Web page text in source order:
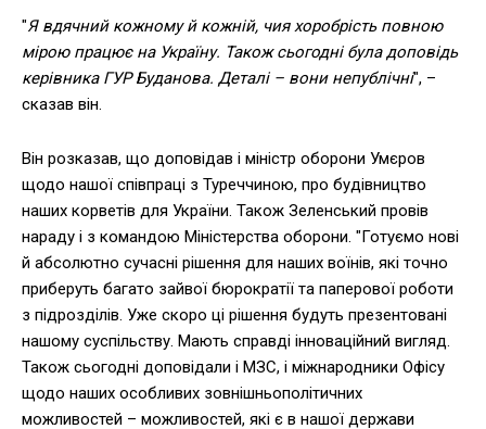
"Я вдячний кожному й кожній, чия хоробрість повною
мірою працює на Україну. Також сьогодні була доповідь
керівника ГУР Буданова. Деталі – вони непублічні", –
сказав він.
Він розказав, що доповідав і міністр оборони Умєров
щодо нашої співпраці з Туреччиною, про будівництво
наших корветів для України. Також Зеленський провів
нараду і з командою Міністерства оборони. "Готуємо нові
й абсолютно сучасні рішення для наших воїнів, які точно
приберуть багато зайвої бюрократії та паперової роботи
з підрозділів. Уже скоро ці рішення будуть презентовані
нашому суспільству. Мають справді інноваційний вигляд.
Також сьогодні доповідали і МЗС, і міжнародники Офісу
щодо наших особливих зовнішньополітичних
можливостей – можливостей, які є в нашої держави